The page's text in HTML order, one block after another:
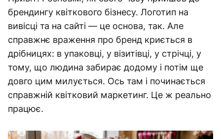
брендингу квіткового бізнесу. Логотип на
вивісці та на сайті — це основа, так. Але
справжнє враження про бренд криється в
дрібницях: в упаковці, у візитівці, у стрічці, у
тому, що людина забирає додому і потім ще
довго цим милується. Ось там і починається
справжній квітковий маркетинг. Це ж реально
працює.